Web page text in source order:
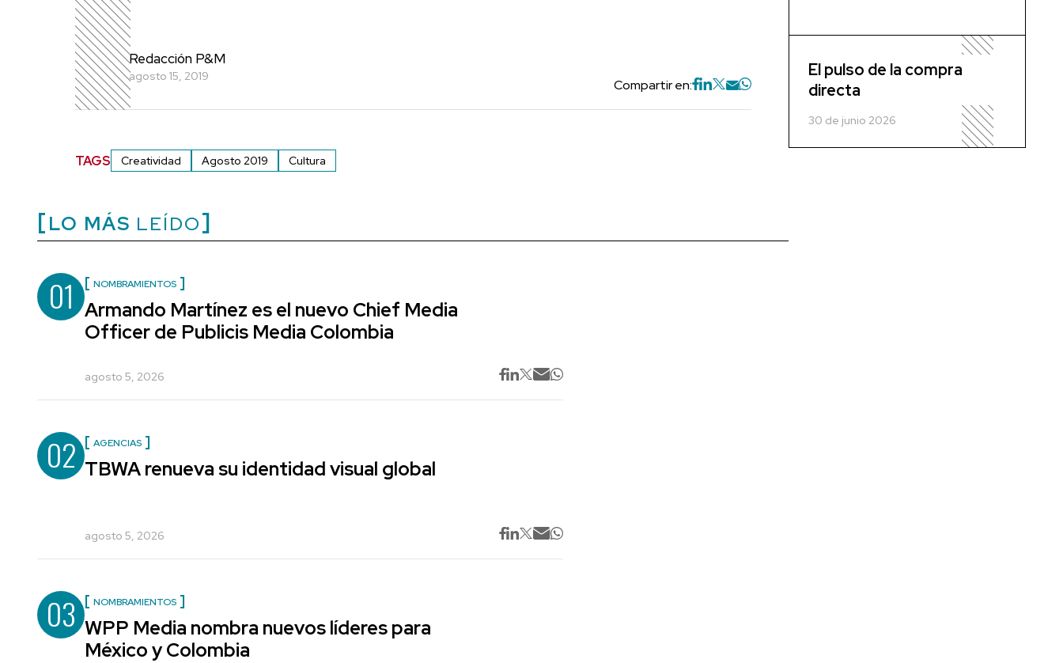
Redacción P&M
agosto 15, 2019
Compartir en:
TAGS Creatividad Agosto 2019 Cultura
LO MÁS LEÍDO
01 NOMBRAMIENTOS
Armando Martínez es el nuevo Chief Media
Officer de Publicis Media Colombia
agosto 5, 2026
02 AGENCIAS
TBWA renueva su identidad visual global
agosto 5, 2026
03 NOMBRAMIENTOS
WPP Media nombra nuevos líderes para
México y Colombia
El pulso de la compra
directa
30 de junio 2026